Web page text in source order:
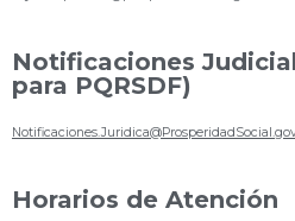
Notificaciones
para PQRSDF)
Horarios de Atención